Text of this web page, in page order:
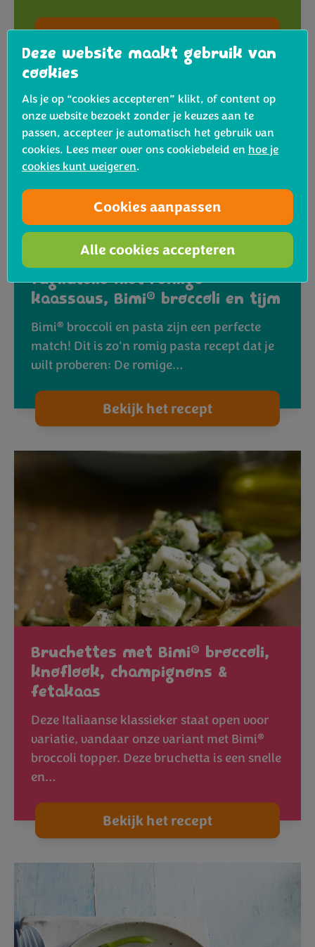
Bekijk het recept
Tagliatelle met romige
kaassaus, Bimi® broccoli en tijm
Bimi® broccoli en pasta zijn een perfecte
match! Dit is zo'n romig pasta recept dat je
wilt proberen: De romige…
Bekijk het recept
Bruchettes met Bimi® broccoli,
knoflook, champignons &
fetakaas
Deze Italiaanse klassieker staat open voor
variatie, vandaar onze variant met Bimi®
broccoli topper. Deze bruchetta is een snelle
en…
Bekijk het recept
Deze website maakt gebruik van
cookies
Als je op “cookies accepteren” klikt, of content op
onze website bezoekt zonder je keuzes aan te
passen, accepteer je automatisch het gebruik van
cookies. Lees meer over ons cookiebeleid en hoe je
cookies kunt weigeren.
Cookies aanpassen
Alle cookies accepteren